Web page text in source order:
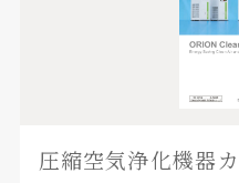
圧縮空気浄化機器